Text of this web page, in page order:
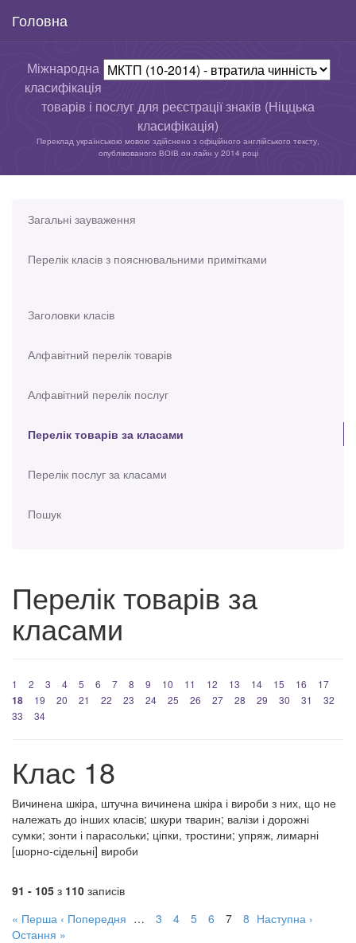
Головна
Міжнародна
класифікація
товарів і послуг для реєстрації знаків (Ніццька
класифікація)
Переклад українською мовою здійснено з офіційного англійського тексту,
опублікованого ВОІВ он-лайн у 2014 році
Загальні зауваження
Перелік класів з пояснювальними примітками
Заголовки класів
Алфавітний перелік товарів
Алфавітний перелік послуг
Перелік товарів за класами
Перелік послуг за класами
Пошук
Перелік товарів за
класами
1 2 3 4 5 6 7 8 9 10 11 12 13 14 15 16 17
18 19 20 21 22 23 24 25 26 27 28 29 30 31
32
33
34
Клас 18
Вичинена шкіра, штучна вичинена шкіра і вироби з них, що не
належать до інших класів; шкури тварин; валізи і дорожні
сумки; зонти і парасольки; ціпки, тростини; упряж, лимарні
[шорно-сідельні] вироби
91 - 105 з 110 записів
« Перша ‹ Попередня … 3 4 5 6 7 8 Наступна ›
Остання »